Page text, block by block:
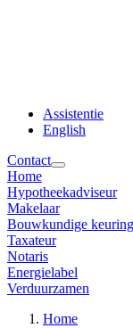
Assistentie
English
Contact
Home
Hypotheekadviseur
Makelaar
Bouwkundige keuring
Taxateur
Notaris
Energielabel
Verduurzamen
Home